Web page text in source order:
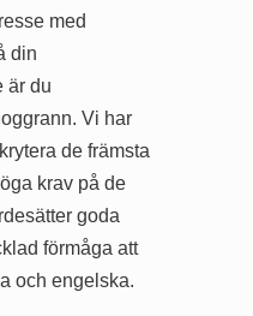
med
din
är du
Vi har
de främsta
krav på de
goda
förmåga att
och engelska.